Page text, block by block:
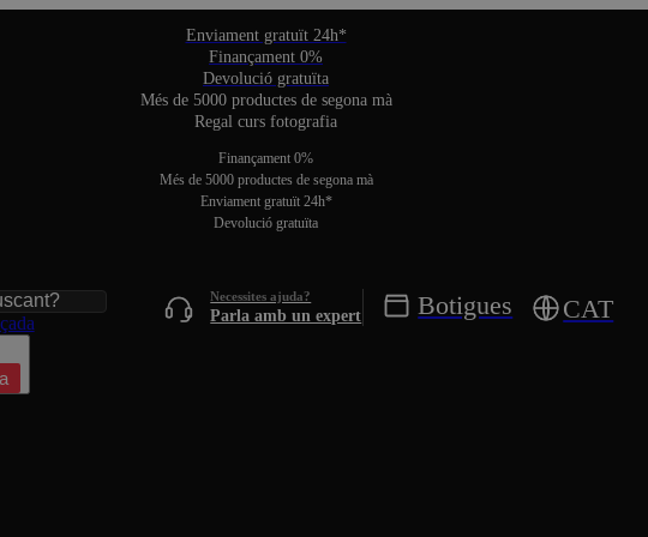
Enviament gratuït 24h*
Finançament 0%
Devolució gratuïta
Més de 5000 productes de segona mà
Regal curs fotografia
Finançament 0%
Més de 5000 productes de segona mà
Enviament gratuït 24h*
Devolució gratuïta
Parla amb un expert Botigues CAT